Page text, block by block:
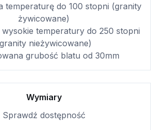
temperaturę do 100 stopni (granity
żywicowane)
temperatury do 250 stopni
nieżywicowane)
grubość blatu od 30mm
Wymiary
Sprawdź dostępność